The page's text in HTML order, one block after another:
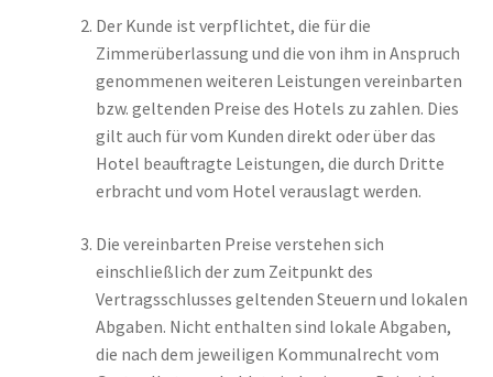
Der Kunde ist verpflichtet, die für die
Zimmerüberlassung und die von ihm in Anspruch
genommenen weiteren Leistungen vereinbarten
bzw. geltenden Preise des Hotels zu zahlen. Dies
gilt auch für vom Kunden direkt oder über das
Hotel beauftragte Leistungen, die durch Dritte
erbracht und vom Hotel verauslagt werden.
Die vereinbarten Preise verstehen sich
einschließlich der zum Zeitpunkt des
Vertragsschlusses geltenden Steuern und lokalen
Abgaben. Nicht enthalten sind lokale Abgaben,
die nach dem jeweiligen Kommunalrecht vom